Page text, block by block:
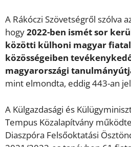
A Rákóczi Szövetségről szólva
hogy2022-ben ismét sor
közötti külhoni magyar
közösségeiben
magyarországi
mint elmondta, eddig 443-an
A Külgazdasági és
Tempus Közalapítvány
Diaszpóra Felsőoktatási